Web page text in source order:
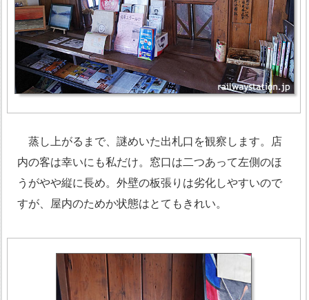
蒸し上がるまで、謎めいた出札口を観察します。店
内の客は幸いにも私だけ。窓口は二つあって左側のほ
うがやや縦に長め。外壁の板張りは劣化しやすいので
すが、屋内のためか状態はとてもきれい。